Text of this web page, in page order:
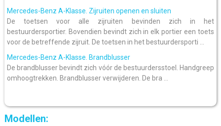
Mercedes-Benz A-Klasse. Zijruiten openen en sluiten
De toetsen voor alle zijruiten bevinden zich in het
bestuurdersportier. Bovendien bevindt zich in elk portier een toets
voor de betreffende zijruit. De toetsen in het bestuurdersporti ...
Mercedes-Benz A-Klasse. Brandblusser
De brandblusser bevindt zich vóór de bestuurdersstoel. Handgreep
omhoogtrekken. Brandblusser verwijderen. De bra ...
Modellen: